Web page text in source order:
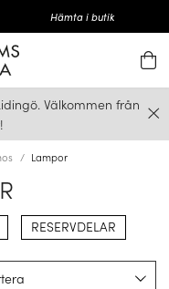
Hämta i butik
Välkommen från
Lampor
RESERVDELAR